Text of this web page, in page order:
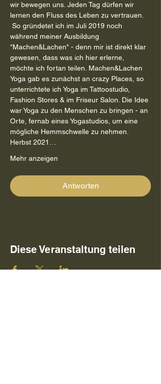
wir bewegen uns. Jeden Tag dürfen wir
lernen den Fluss des Leben zu vertrauen.
So gründetet ich im Juli 2019 noch
während meiner Ausbildung
"Machen&Lachen" - denn mir ist direkt klar
gewesen, dass was ich hier erlerne,
möchte ich fortan teilen. Machen&Lachen
Yoga gab es zunächst an crazy Places, so
unterrichtete ich Yoga im Tattoostudio,
Fashion Stores & im Friseur Salon. Die Idee
war Yoga zu den Menschen zu bringen - an
Orte, fernab eines Yogastudios, um eine
mögliche Hemmschwelle zu nehmen.
Herbst 2021…
Mehr anzeigen
Antworten
Diese Veranstaltung teilen